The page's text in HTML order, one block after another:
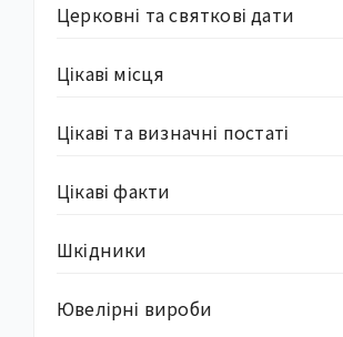
Церковні та святкові дати
Цікаві місця
Цікаві та визначні постаті
Цікаві факти
Шкідники
Ювелірні вироби